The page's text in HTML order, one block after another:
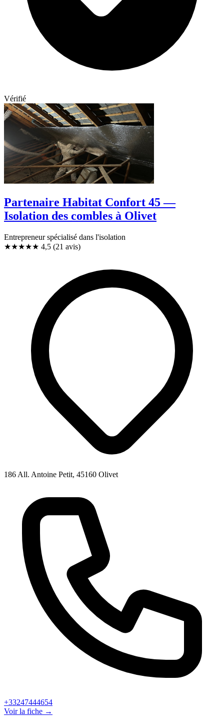
Vérifié
Partenaire Habitat Confort 45 —
Isolation des combles à Olivet
Entrepreneur spécialisé dans l'isolation
★★★★★ 4,5 (21 avis)
186 All. Antoine Petit, 45160 Olivet
+33247444654
Voir la fiche →